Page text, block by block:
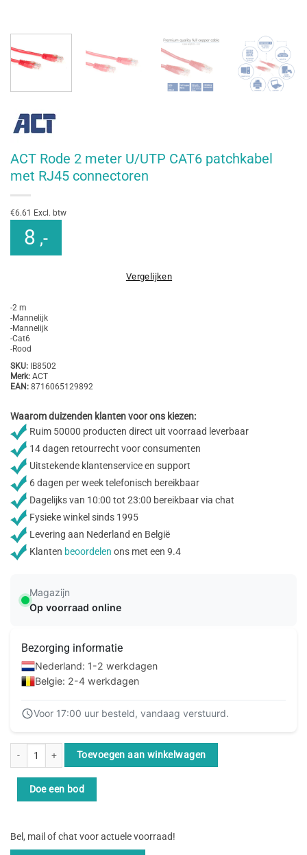
ACT Rode 2 meter U/UTP CAT6 patchkabel
met RJ45 connectoren
€6.61 Excl. btw
8 ,-
Vergelijken
-2 m
-Mannelijk
-Mannelijk
-Cat6
-Rood
SKU: IB8502
Merk: ACT
EAN: 8716065129892
Waarom duizenden klanten voor ons kiezen:
Ruim 50000 producten direct uit voorraad leverbaar
14 dagen retourrecht voor consumenten
Uitstekende klantenservice en support
6 dagen per week telefonisch bereikbaar
Dagelijks van 10:00 tot 23:00 bereikbaar via chat
Fysieke winkel sinds 1995
Levering aan Nederland en België
Klanten beoordelen ons met een 9.4
Magazijn
Op voorraad online
Bezorging informatie
Nederland: 1-2 werkdagen
Belgie: 2-4 werkdagen
Voor 17:00 uur besteld, vandaag verstuurd.
ACT Rode 2 meter U/UTP CAT6 patchkabel met RJ45 connectoren aantal
Toevoegen aan winkelwagen
Doe een bod
Bel, mail of chat voor actuele voorraad!